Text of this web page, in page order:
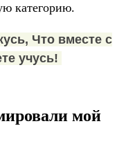
категорию.
Что вместе с
учусь!
мой